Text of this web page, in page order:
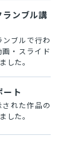
ンブル講
ンブルで行わ
・スライド
した。
ート
れた作品の
した。